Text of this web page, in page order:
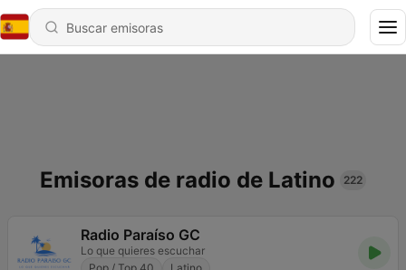
Emisoras de radio de Latino 222
Radio Paraíso GC
Lo que quieres escuchar